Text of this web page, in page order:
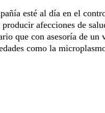
esté al día en el
afecciones de
que con asesoría de
como la